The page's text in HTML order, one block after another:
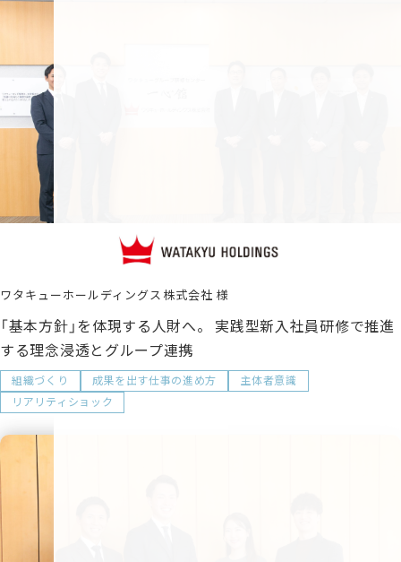
ワタキューホールディングス株式会社
「基本方針」を体現する人財へ。 実践型新入社員研修で推進
する理念浸透とグループ連携
組織づくり 成果を出す仕事の進め方
主体者意識
リアリティショック